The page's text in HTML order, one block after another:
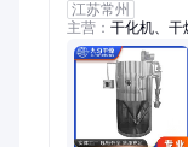
江苏常州
主营： 干化机、干
燥塔、闪蒸干燥
温煅烧设备、粉